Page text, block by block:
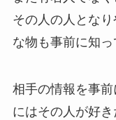
その人の人とな
な物も事前に知っ
相手の情報を事
にはその人が好